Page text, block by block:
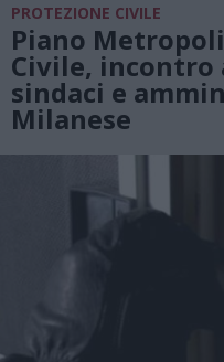
PROTEZIONE CIVILE
Piano
Civile, incontro
sindaci e
Milanese